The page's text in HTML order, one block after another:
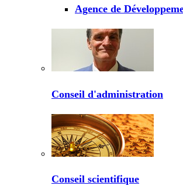
Agence de
Conseil d'administration
Conseil scientifique